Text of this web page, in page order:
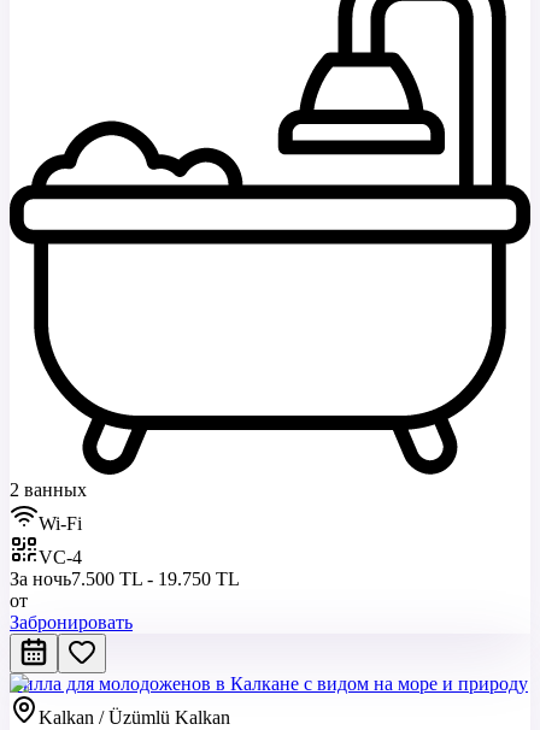
2 ванных
Wi-Fi
VC-4
За ночь7.500 TL - 19.750 TL
от
Забронировать
Вилла для молодоженов в Калкане с видом на море и природу
Kalkan / Üzümlü Kalkan